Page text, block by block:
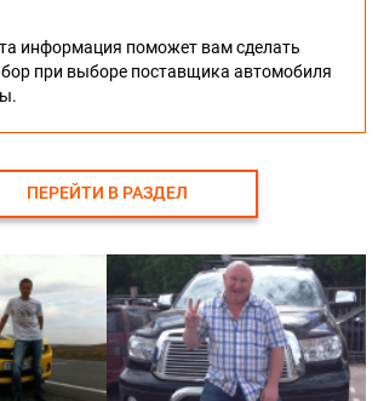
информация поможет вам сделать
при выборе поставщика автомобиля
ПЕРЕЙТИ В РАЗДЕЛ